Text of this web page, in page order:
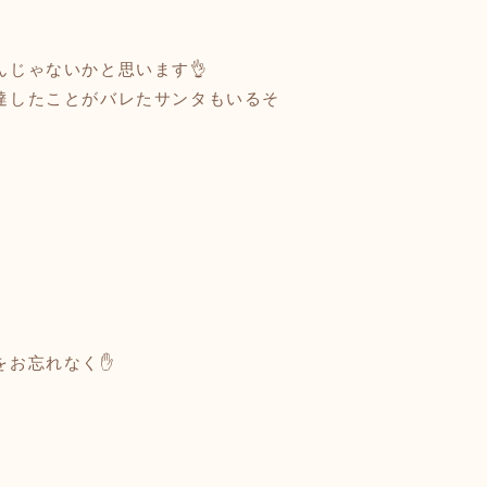
じゃないかと思います👌
たことがバレたサンタもいるそ
お忘れなく✋